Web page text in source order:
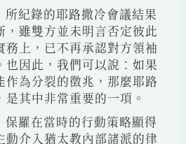
所紀錄的耶路撒冷會議結果
，雖雙方並未明言否定彼此
務上，已不再承認對方領袖
也因此，我們可以說：如果
作為分裂的徵兆，那麼耶路
其中非常重要的一項。
保羅在當時的行動策略顯得
動介入猶太教內部諸派的律